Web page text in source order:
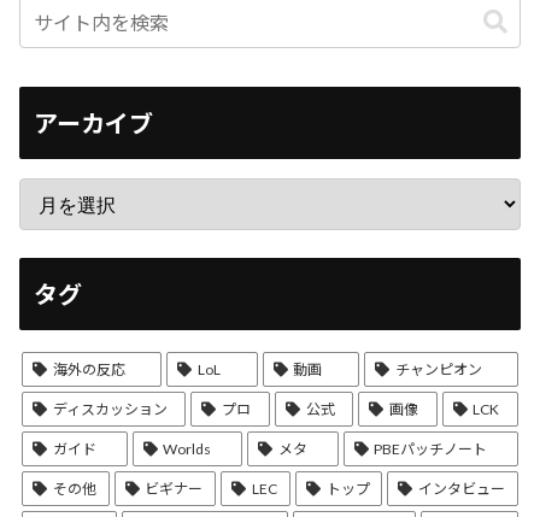
アーカイブ
タグ
海外の反応 LoL 動画 チャンピオン
ディスカッション プロ 公式 画像 LCK
ガイド Worlds メタ PBEパッチノート
その他 ビギナー LEC トップ インタビュー